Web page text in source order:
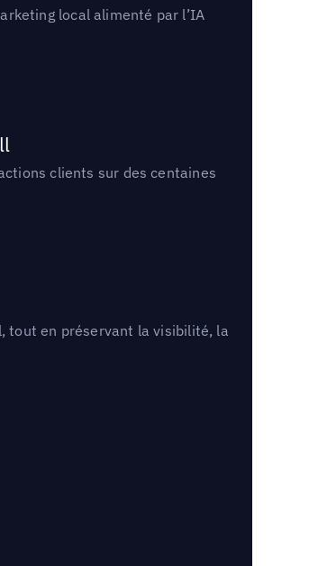
local alimenté par l’IA
clients sur des centaines
tout en préservant la visibilité, la